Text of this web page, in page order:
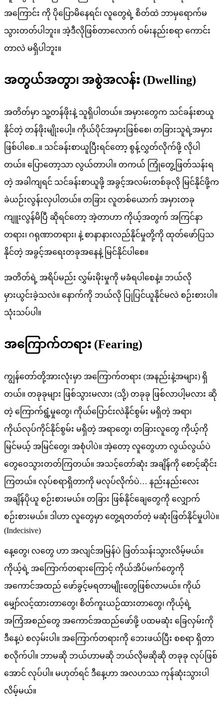
အကြောင်း ကို ပိုပြောမိနေရင်၊ လူတွေရဲ့ စိတ်ထဲ ဘာမှရောက်မ
သွားတတ်ပါဘူး။ အဲ့ဒီလိုဖြစ်တာလောက် ဝမ်းနည်းစရာ ကောင်း
တာလဲ မရှိပါဘူး။
အတွယ်အတွာ၊ အစွဲအလန်း (Dwelling)
အတိတ်မှာ သူ့တန်ဖိုးနဲ့ သူရှိပါတယ်။ အမှားတွေက သင်ခန်းစာယူ
နိုင်တဲ့ တန်ဖိုးမျိုးပေါ့။ ကိုယ်ပိုင်အမှားဖြစ်စေ၊ တခြားသူရဲ့အမှား
ဖြစ်ပါစေ..။ သင်ခန်းစာယူပြီးရင်တော့ စွန့်လွှတ်လိုက်ဖို့ လိုပါ
တယ်။ ပြောတော့သာ လွယ်တာပါ။ တကယ် ကြုံတွေ့ဖြတ်သန်းရ
တဲ့ အခါကျရင် သင်ခန်းစာယူဖို့ အခွင့်အလမ်းတစ်ခုလို မြင်နိုင်ဖို့က
ခဲယဉ်းလွန်းလှပါတယ်။ တခြား လူတစ်ယောက် အမှားတခု
ကျူးလွန်မိပြီ ဆိုရင်တော့ အဲ့တာဟာ ကိုယ့်အတွက် အကြင်နာ
တရား၊ ဂရုဏာတရား၊ နဲ့ စာနာနားလည်နိုင်မှုတို့ကို ထုတ်ဖော်ပြသ
နိုင်တဲ့ အခွင့်အရေးတခုအနေနဲ့ မြင်နိုင်ပါစေ။
အတိတ်ရဲ့ အရိပ်မည်း လွှမ်းမိုးမှုကို မခံရပါစေနဲ့။ ဘယ်လို
မှားယွင်းခဲ့သလဲ။ နောက်ကို ဘယ်လို ပြုပြင်ယူနိုင်မလဲ စဉ်းစားပါ။
သုံးသပ်ပါ။
အကြောက်တရား (Fearing)
ကျွန်တော်တို့အားလုံးမှာ အကြောက်တရား (အနည်းနဲ့အများ) ရှိ
တယ်။ တခုခုများ ဖြစ်သွားမလား (သို့) တခုခု ဖြစ်လာပါ့မလား ဆို
တဲ့ ကြောက်ရွံ့မှုတွေ၊ ကိုယ်ပြောင်းလဲနိုင်စွမ်း မရှိတဲ့ အရာ၊
ကိုယ်လုပ်ကိုင်နိုင်စွမ်း မရှိတဲ့ အရာတွေ၊ တခြားလူတွေ ကိုယ့်ကို
မြင်မယ့် အမြင်တွေ၊ အစုံပါပဲ။ အဲ့တော့ လူတွေဟာ လွယ်လွယ်ပဲ
တွေဝေသွားတတ်ကြတယ်။ အသင့်တော်ဆုံး အချိန်ကို စောင့်ဆိုင်း
ကြတယ်။ လုပ်စရာရှိတာကို မလုပ်လိုက်ပဲ… နည်းနည်းလေး
အချိန်ပိုယူ စဉ်းစားမယ်။ တခြား ဖြစ်နိုင်ချေတွေကို လျှောက်
စဉ်းစားမယ်။ ဒါဟာ လူတွေမှာ တွေ့ရတတ်တဲ့ မဆုံးဖြတ်နိုင်မှုပါပဲ။
(Indecisive)
နေ့တွေ၊ လတွေ ဟာ အလျင်အမြန်ပဲ ဖြတ်သန်းသွားလိမ့်မယ်။
ကိုယ့်ရဲ့ အကြောက်တရားကြောင့် ကိုယ်အိပ်မက်တွေကို
အကောင်အထည် ဖော်ခွင့်မရတာမျိုးတွေဖြစ်လာမယ်။ ကိုယ်
မျှော်လင့်ထားတာတွေ၊ စိတ်ကူးယဉ်ထားတာတွေ၊ ကိုယ့်ရဲ့
အကြံအစည်တွေ အကောင်အထည်ဖော်ဖို့ ပထမဆုံး ခြေလှမ်းကို
ဒီနေ့ပဲ စလှမ်းပါ။ အကြောက်တရားကို ဘေးဖယ်ပြီး စစရာ ရှိတာ
စလိုက်ပါ။ ဘာမဆို ဘယ်ဟာမဆို ဘယ်လိုမဆိုဆို တခုခု လုပ်ဖြစ်
အောင် လုပ်ပါ။ မဟုတ်ရင် ဒီနေ့ဟာ အလဟဿ ကုန်ဆုံးသွားပါ
လိမ့်မယ်။